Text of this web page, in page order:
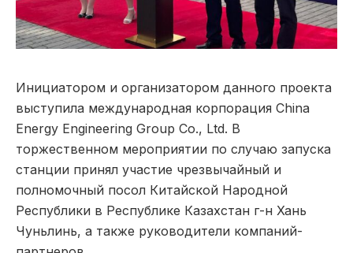
Инициатором и организатором данного проекта
выступила международная корпорация China
Energy Engineering Group Co., Ltd. В
торжественном мероприятии по случаю запуска
станции принял участие чрезвычайный и
полномочный посол Китайской Народной
Республики в Республике Казахстан г-н Хань
Чуньлинь, а также руководители компаний-